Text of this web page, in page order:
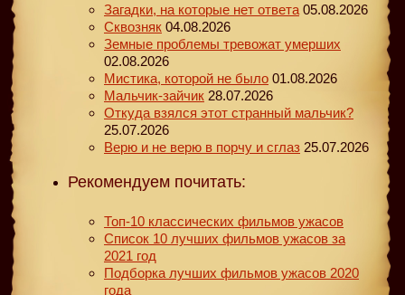
Загадки, на которые нет ответа 05.08.2026
Сквозняк 04.08.2026
Земные проблемы тревожат умерших
02.08.2026
Мистика, которой не было 01.08.2026
Мальчик-зайчик 28.07.2026
Откуда взялся этот странный мальчик?
25.07.2026
Верю и не верю в порчу и сглаз 25.07.2026
Рекомендуем почитать:
Топ-10 классических фильмов ужасов
Список 10 лучших фильмов ужасов за
2021 год
Подборка лучших фильмов ужасов 2020
года